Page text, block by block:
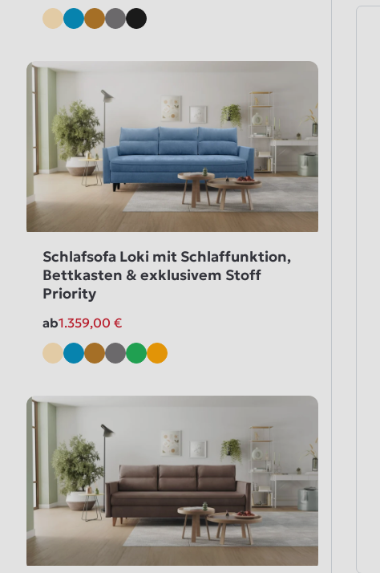
Schlafsofa Loki mit Schlaffunktion,
Bettkasten & exklusivem Stoff
Priority
ab1.359,00 €